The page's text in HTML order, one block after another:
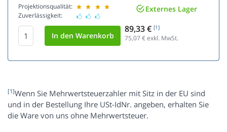
Projektionsqualität:
Zuverlässigkeit:
Externes Lager
89,33 € [1]
75,07 € exkl. MwSt.
[1]Wenn Sie Mehrwertsteuerzahler mit Sitz in der EU sind
und in der Bestellung Ihre USt-IdNr. angeben, erhalten Sie
die Ware von uns ohne Mehrwertsteuer.